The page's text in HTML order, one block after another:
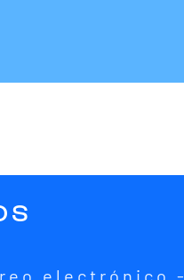
electrónico -